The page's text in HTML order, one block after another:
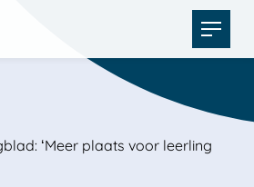
Open
menu
‘Meer plaats voor leerling